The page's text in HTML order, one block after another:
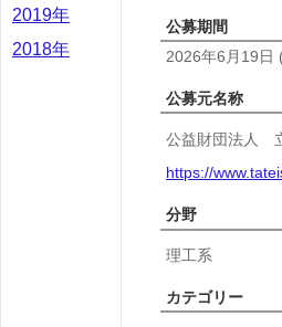
2019年
2018年
公募期間
2026年6月19日
公募元名称
公益財団法人
https://
分野
理工系
カテゴリー